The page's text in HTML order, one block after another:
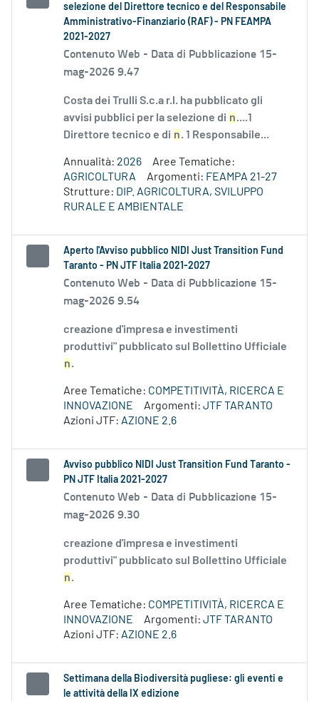
selezione del Direttore tecnico e del Responsabile
Amministrativo-Finanziario (RAF) - PN FEAMPA
2021-2027
Contenuto Web - Data di Pubblicazione 15-
mag-2026 9.47
Costa dei Trulli S.c.a r.l. ha pubblicato gli
avvisi pubblici per la selezione di n....1
Direttore tecnico e di n. 1 Responsabile...
Annualità: 2026
Aree Tematiche:
AGRICOLTURA
Argomenti: FEAMPA 21-27
Strutture: DIP. AGRICOLTURA, SVILUPPO
RURALE E AMBIENTALE
Aperto l'Avviso pubblico NIDI Just Transition Fund
Taranto - PN JTF Italia 2021-2027
Contenuto Web - Data di Pubblicazione 15-
mag-2026 9.54
creazione d'impresa e investimenti
produttivi" pubblicato sul Bollettino Ufficiale
n.
Aree Tematiche: COMPETITIVITÀ, RICERCA E
INNOVAZIONE
Argomenti: JTF TARANTO
Azioni JTF: AZIONE 2.6
Avviso pubblico NIDI Just Transition Fund Taranto -
PN JTF Italia 2021-2027
Contenuto Web - Data di Pubblicazione 15-
mag-2026 9.30
creazione d'impresa e investimenti
produttivi" pubblicato sul Bollettino Ufficiale
n.
Aree Tematiche: COMPETITIVITÀ, RICERCA E
INNOVAZIONE
Argomenti: JTF TARANTO
Azioni JTF: AZIONE 2.6
Settimana della Biodiversità pugliese: gli eventi e
le attività della IX edizione